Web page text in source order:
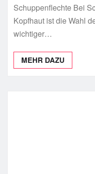
Schuppenflechte Bei
Kopfhaut ist die Wahl
wichtiger…
MEHR DAZU